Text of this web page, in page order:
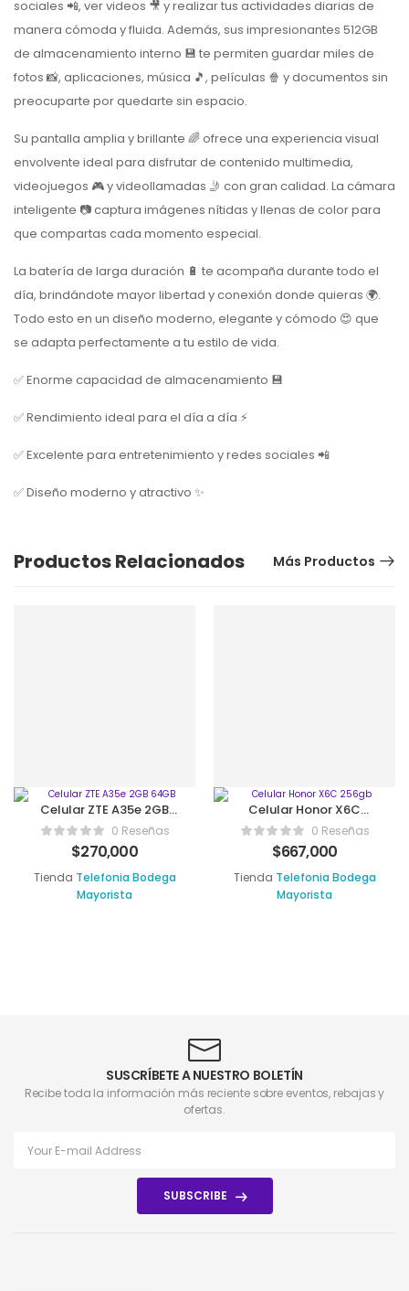
sociales 📲, ver videos 🎥 y realizar tus actividades diarias de
manera cómoda y fluida. Además, sus impresionantes 512GB
de almacenamiento interno 💾 te permiten guardar miles de
fotos 📸, aplicaciones, música 🎵, películas 🍿 y documentos sin
preocuparte por quedarte sin espacio.
Su pantalla amplia y brillante 🌈 ofrece una experiencia visual
envolvente ideal para disfrutar de contenido multimedia,
videojuegos 🎮 y videollamadas 🤳 con gran calidad. La cámara
inteligente 📷 captura imágenes nítidas y llenas de color para
que compartas cada momento especial.
La batería de larga duración 🔋 te acompaña durante todo el
día, brindándote mayor libertad y conexión donde quieras 🌍.
Todo esto en un diseño moderno, elegante y cómodo 😍 que
se adapta perfectamente a tu estilo de vida.
✅ Enorme capacidad de almacenamiento 💾
✅ Rendimiento ideal para el día a día ⚡
✅ Excelente para entretenimiento y redes sociales 📲
✅ Diseño moderno y atractivo ✨
Productos Relacionados Más Productos
Celular ZTE A35e 2GB
64GB0 Reseñas
$270,000
Tienda Telefonia Bodega
Mayorista
Celular Honor X6C
256gb0 Reseñas
$667,000
Tienda Telefonia Bodega
Mayorista
SUSCRÍBETE A NUESTRO BOLETÍN
Recibe toda la información más reciente sobre eventos, rebajas y
ofertas.
SUBSCRIBE